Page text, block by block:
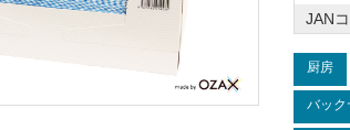
JAN
厨房
バック